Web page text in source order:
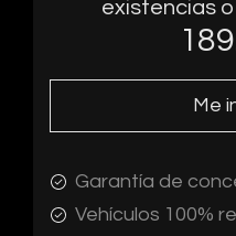
existencias
Me
Garantía de
Vehículos 100%